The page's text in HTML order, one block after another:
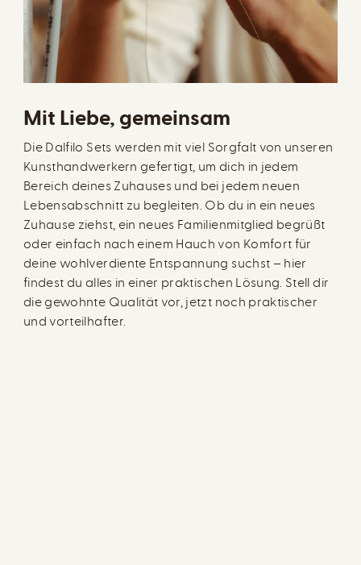
Mit Liebe, gemeinsam
Die Dalfilo Sets werden mit viel Sorgfalt von unseren
Kunsthandwerkern gefertigt, um dich in jedem
Bereich deines Zuhauses und bei jedem neuen
Lebensabschnitt zu begleiten. Ob du in ein neues
Zuhause ziehst, ein neues Familienmitglied begrüßt
oder einfach nach einem Hauch von Komfort für
deine wohlverdiente Entspannung suchst – hier
findest du alles in einer praktischen Lösung. Stell dir
die gewohnte Qualität vor, jetzt noch praktischer
und vorteilhafter.